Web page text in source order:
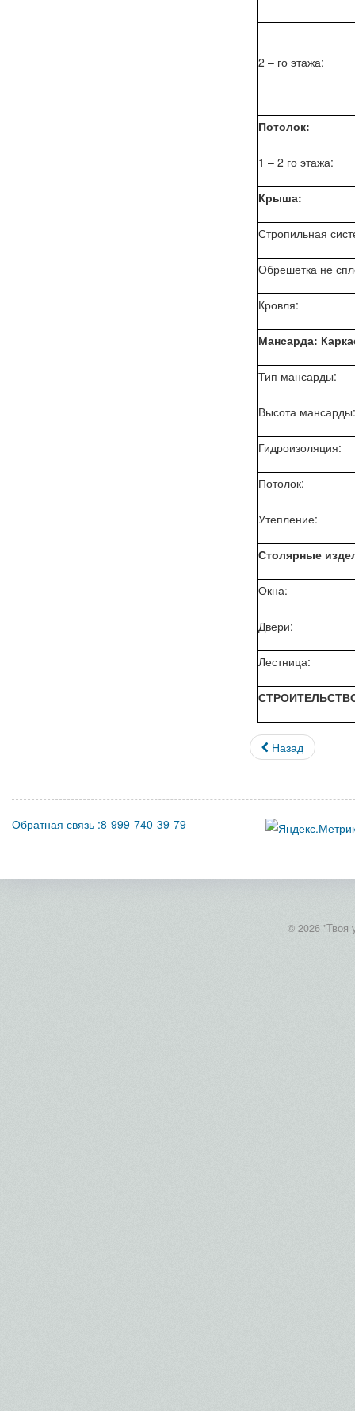
2 – го этажа:
Потолок:
1 – 2 го этажа:
Крыша:
Стропильная
Обрешетка не
Кровля:
Мансарда:
Тип мансарды:
Высота мансарды:
Гидроизоляция:
Потолок:
Утепление:
Столярные
Окна:
Двери:
Лестница:
Назад
Обратная связь :8-999-740-39-79
© 2026 "Твоя